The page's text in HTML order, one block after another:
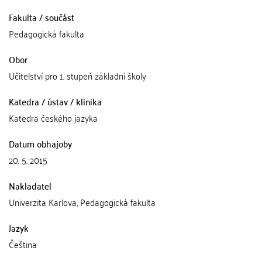
Fakulta / součást
Pedagogická fakulta
Obor
Učitelství pro 1. stupeň základní školy
Katedra / ústav / klinika
Katedra českého jazyka
Datum obhajoby
20. 5. 2015
Nakladatel
Univerzita Karlova, Pedagogická fakulta
Jazyk
Čeština